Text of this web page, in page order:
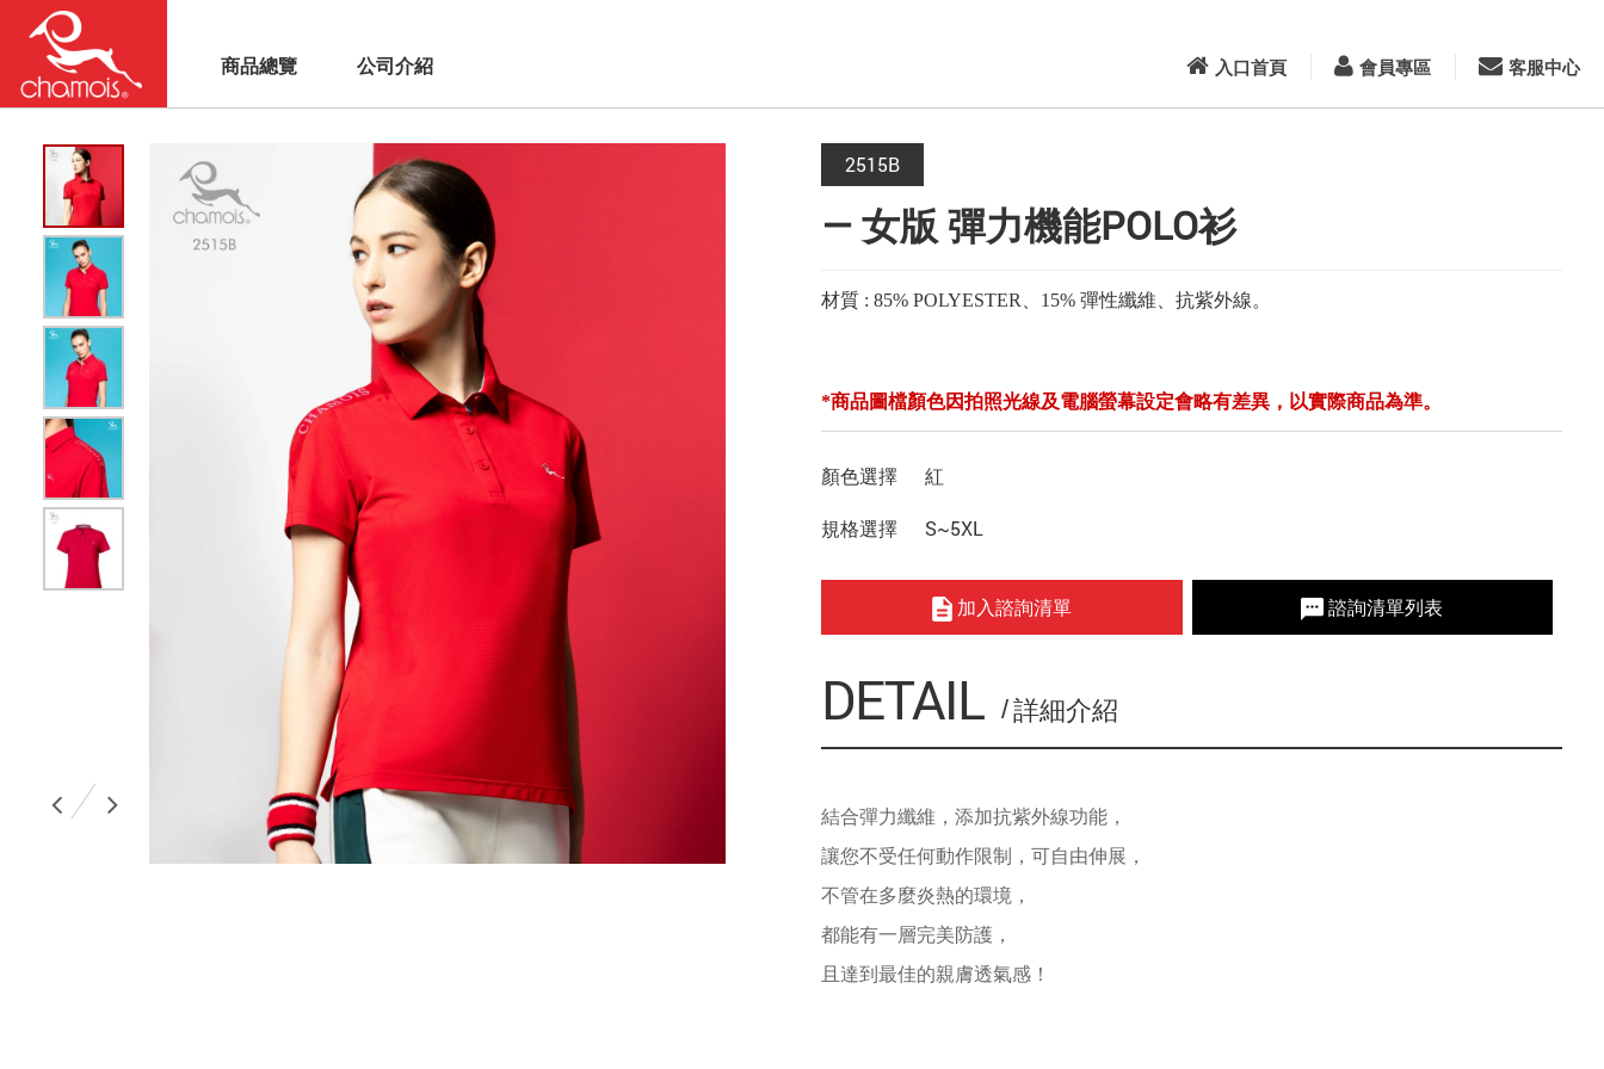
商品總覽 公司介紹 入口首頁 會員專區 客服中心
2515B
— 女版 彈力機能POLO衫
材質 : 85% POLYESTER、15% 彈性纖維 、抗紫外線。
*商品圖檔顏色因拍照光線及電腦螢幕設定會略有差異，以實際商品為準。
顏色選擇 紅
規格選擇 S~5XL
加入諮詢清單 諮詢清單列表
DETAIL 詳細介紹
結合彈力纖維，添加抗紫外線功能，
讓您不受任何動作限制，可自由伸展，
不管在多麼炎熱的環境，
都能有一層完美防護，
且達到最佳的親膚透氣感！